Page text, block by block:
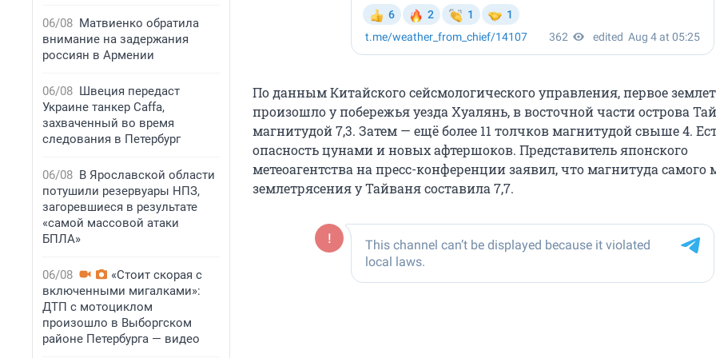
06/08 Матвиенко обратила
внимание на задержания
россиян в Армении
06/08 Швеция передаст
Украине танкер Caffa,
захваченный во время
следования в Петербург
06/08 В Ярославской области
потушили резервуары НПЗ,
загоревшиеся в результате
«самой массовой атаки
БПЛА»
06/08
«Стоит скорая с
включенными мигалками»:
ДТП с мотоциклом
произошло в Выборгском
районе Петербурга — видео
По данным Китайского сейсмологического управления, первое
произошло у побережья уезда Хуалянь, в восточной части острова
магнитудой 7,3. Затем — ещё более 11 толчков магнитудой свыше 4.
опасность цунами и новых афтершоков. Представитель японского
метеоагентства на пресс-конференции заявил, что магнитуда самого
землетрясения у Тайваня составила 7,7.